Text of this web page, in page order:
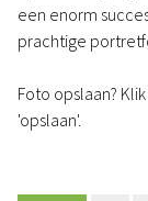
een enorm
prachtige
Foto opslaan?
'opslaan'.